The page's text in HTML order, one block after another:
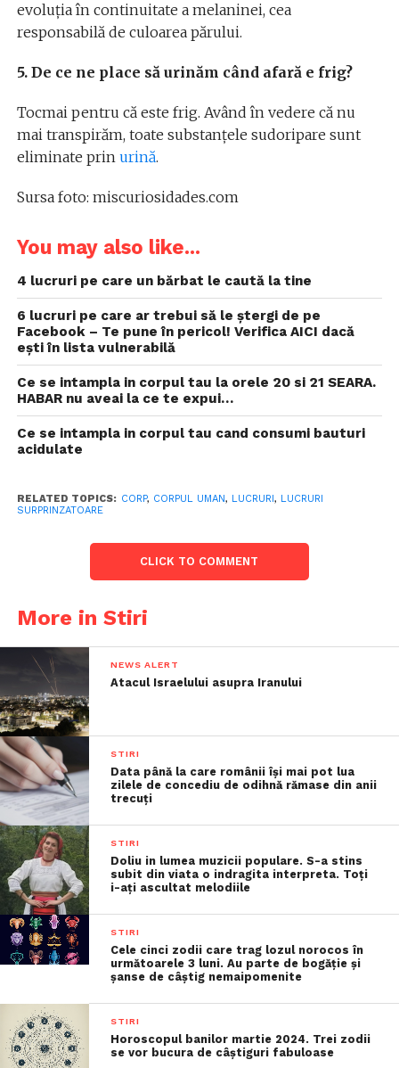
evoluția în continuitate a melaninei, cea
responsabilă de culoarea părului.
5. De ce ne place să urinăm când afară e frig?
Tocmai pentru că este frig. Având în vedere că nu
mai transpirăm, toate substanțele sudoripare sunt
eliminate prin urină.
Sursa foto: miscuriosidades.com
You may also like...
4 lucruri pe care un bărbat le caută la tine
6 lucruri pe care ar trebui să le ștergi de pe
Facebook – Te pune în pericol! Verifica AICI dacă
ești în lista vulnerabilă
Ce se intampla in corpul tau la orele 20 si 21 SEARA.
HABAR nu aveai la ce te expui…
Ce se intampla in corpul tau cand consumi bauturi
acidulate
RELATED TOPICS: CORP, CORPUL UMAN, LUCRURI, LUCRURI
SURPRINZATOARE
CLICK TO COMMENT
More in Stiri
NEWS ALERT
Atacul Israelului asupra Iranului
STIRI
Data până la care românii îşi mai pot lua
zilele de concediu de odihnă rămase din anii
trecuţi
STIRI
Doliu in lumea muzicii populare. S-a stins
subit din viata o indragita interpreta. Toți
i-ați ascultat melodiile
STIRI
Cele cinci zodii care trag lozul norocos în
următoarele 3 luni. Au parte de bogăție și
șanse de câștig nemaipomenite
STIRI
Horoscopul banilor martie 2024. Trei zodii
se vor bucura de câștiguri fabuloase